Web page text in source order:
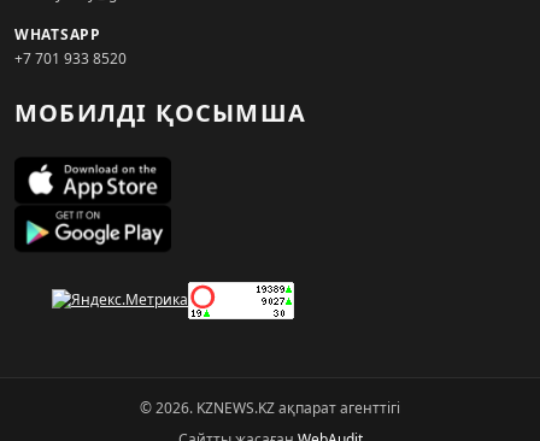
WHATSAPP
+7 701 933 8520
МОБИЛДІ ҚОСЫМША
© 2026. KZNEWS.KZ ақпарат агенттігі